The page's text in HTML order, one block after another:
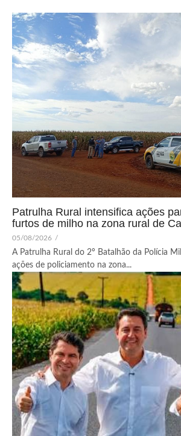
Patrulha Rural intensifica ações
furtos de milho na zona rural de
05/08/2026 /
A Patrulha Rural do 2º Batalhão da Polícia
ações de policiamento na zona...